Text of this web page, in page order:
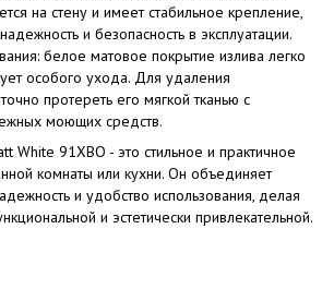
на стену и имеет стабильное крепление,
и безопасность в эксплуатации.
белое матовое покрытие излива легко
особого ухода. Для удаления
протереть его мягкой тканью с
моющих средств.
White 91XBO - это стильное и практичное
комнаты или кухни. Он объединяет
и удобство использования, делая
и эстетически привлекательной.